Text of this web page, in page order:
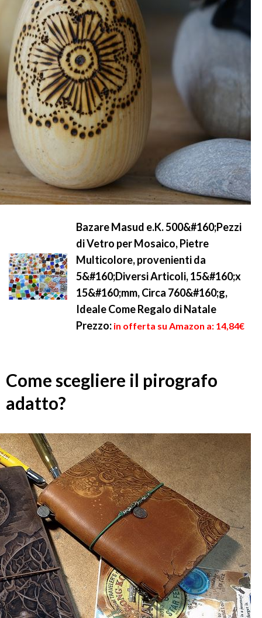
Bazare Masud e.K. 500&#160;Pezzi
di Vetro per Mosaico, Pietre
Multicolore, provenienti da
5&#160;Diversi Articoli, 15&#160;x
15&#160;mm, Circa 760&#160;g,
Ideale Come Regalo di Natale
Prezzo: in offerta su Amazon a: 14,84€
Come scegliere il pirografo
adatto?